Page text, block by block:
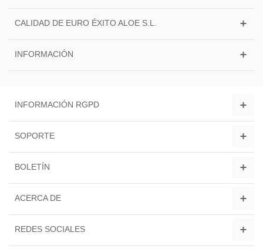
CALIDAD DE EURO ÉXITO ALOE S.L.
INFORMACIÓN
INFORMACIÓN RGPD
SOPORTE
BOLETÍN
ACERCA DE
REDES SOCIALES